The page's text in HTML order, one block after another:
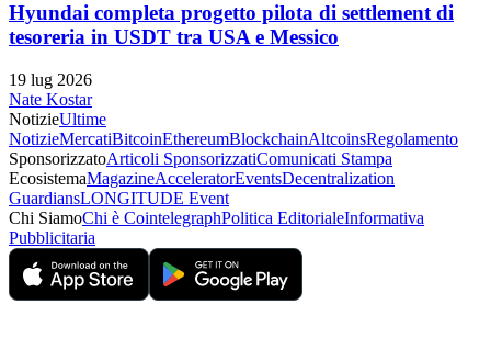
Hyundai completa progetto pilota di settlement di
tesoreria in USDT tra USA e Messico
19 lug 2026
Nate Kostar
NotizieUltime
NotizieMercatiBitcoinEthereumBlockchainAltcoinsRegolamento
SponsorizzatoArticoli SponsorizzatiComunicati Stampa
EcosistemaMagazineAcceleratorEventsDecentralization
GuardiansLONGITUDE Event
Chi SiamoChi è CointelegraphPolitica EditorialeInformativa
Pubblicitaria